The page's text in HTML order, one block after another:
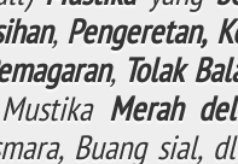
, Pengeretan,
, Tolak
Merah
Buang sial,